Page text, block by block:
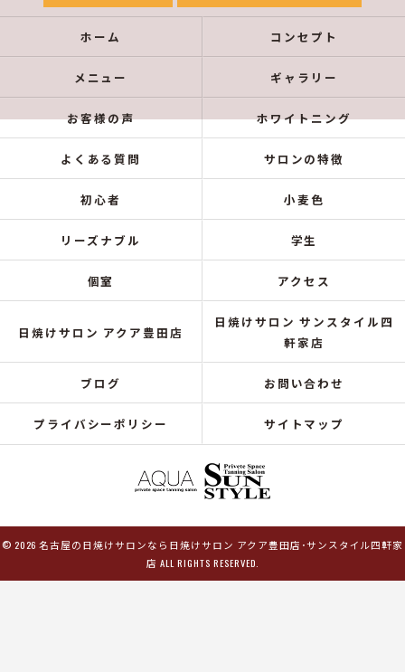
ホーム コンセプト
メニュー ギャラリー
お客様の声 ホワイトニング
よくある質問 サロンの特徴
初心者 小麦色
リーズナブル 学生
個室 アクセス
日焼けサロン アクア豊田店
日焼けサロン サンスタイル四
軒家店
ブログ お問い合わせ
プライバシーポリシー サイトマップ
© 2026 名古屋の日焼けサロンなら日焼けサロン アクア豊田店･サンスタイル四軒家
店 ALL RIGHTS RESERVED.